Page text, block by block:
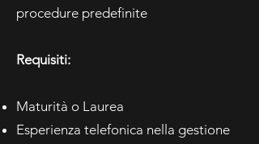
procedure predefinite
Requisiti:
Maturità o Laurea
Esperienza telefonica nella gestione